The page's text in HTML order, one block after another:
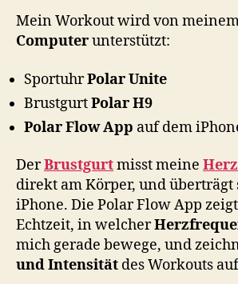
Mein Workout wird von
Computerunterstützt:
SportuhrPolar Unite
BrustgurtPolar H9
Polar Flow App auf dem
DerBrustgurtmisst meine
direkt am Körper, und überträgt
iPhone. Die Polar Flow App
Echtzeit, in welcher
mich gerade bewege, und
und Intensität des Workouts